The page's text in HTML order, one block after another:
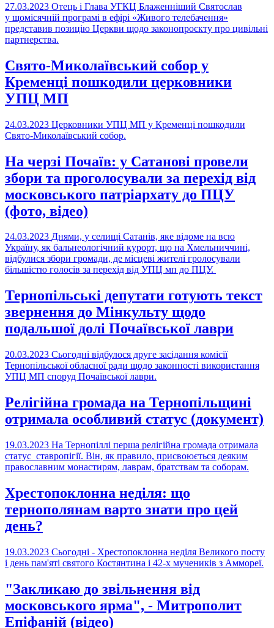
27.03.2023 Отець і Глава УГКЦ Блаженніший Святослав
у щомісячній програмі в ефірі «Живого телебачення»
представив позицію Церкви щодо законопроєкту про цивільні
партнерства.
Свято-Миколаївський собор у
Кременці пошкодили церковники
УПЦ МП
24.03.2023 Церковники УПЦ МП у Кременці пошкодили
Свято-Миколаївський собор.
На черзі Почаїв: у Сатанові провели
збори та проголосували за перехід від
московського патріархату до ПЦУ
(фото, відео)
24.03.2023 Днями, у селищі Сатанів, яке відоме на всю
Україну, як бальнеологічний курорт, що на Хмельниччині,
відбулися збори громади, де місцеві жителі гролосували
більшістю голосів за перехід від УПЦ мп до ПЦУ.
Тернопільські депутати готують текст
звернення до Мінкульту щодо
подальшої долі Почаївської лаври
20.03.2023 Сьогодні відбулося друге засідання комісії
Тернопільської обласної ради щодо законності використання
УПЦ МП споруд Почаївської лаври.
Релігійна громада на Тернопільщині
отримала особливий статус (документ)
19.03.2023 На Тернопіллі перша релігійна громада отримала
статус ставропігії. Він, як правило, присвоюється деяким
православним монастирям, лаврам, братствам та соборам.
Хрестопоклонна неділя: що
тернополянам варто знати про цей
день?
19.03.2023 Сьогодні - Хрестопоклонна неділя Великого посту
і день пам'яті святого Костянтина і 42-х мучеників з Аммореї.
"Закликаю до звільнення від
московського ярма", - Митрополит
Епіфаній (відео)